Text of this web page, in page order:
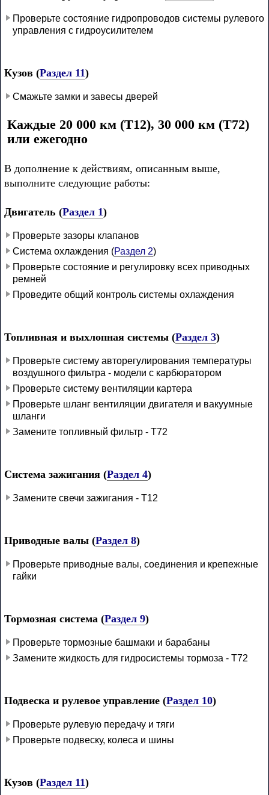
Проверьте состояние гидропроводов системы рулевого
управления с гидроусилителем
Кузов (Раздел 11)
Смажьте замки и завесы дверей
Каждые 20 000 км (Т12), 30 000 км (Т72)
или ежегодно
В дополнение к действиям, описанным выше,
выполните следующие работы:
Двигатель (Раздел 1)
Проверьте зазоры клапанов
Система охлаждения (Раздел 2)
Проверьте состояние и регулировку всех приводных
ремней
Проведите общий контроль системы охлаждения
Топливная и выхлопная системы (Раздел 3)
Проверьте систему авторегулирования температуры
воздушного фильтра - модели с карбюратором
Проверьте систему вентиляции картера
Проверьте шланг вентиляции двигателя и вакуумные
шланги
Замените топливный фильтр - Т72
Система зажигания (Раздел 4)
Замените свечи зажигания - Т12
Приводные валы (Раздел 8)
Проверьте приводные валы, соединения и крепежные
гайки
Тормозная система (Раздел 9)
Проверьте тормозные башмаки и барабаны
Замените жидкость для гидросистемы тормоза - Т72
Подвеска и рулевое управление (Раздел 10)
Проверьте рулевую передачу и тяги
Проверьте подвеску, колеса и шины
Кузов (Раздел 11)